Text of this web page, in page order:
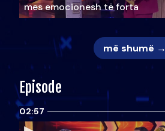
mes emocionesh të forta
më shumë →
Episode
02:57